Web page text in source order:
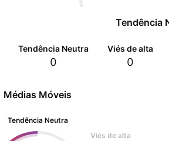
Tendência
Tendência Neutra
0
Viés de alta
0
Médias Móveis
Tendência Neutra
Viés de alta